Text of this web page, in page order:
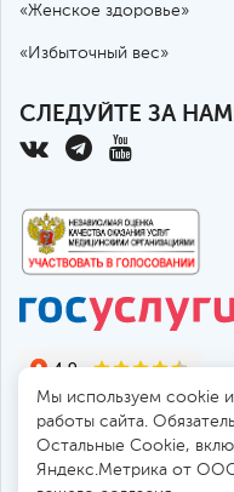
«Женское здоровье»
«Избыточный вес»
СЛЕДУЙТЕ ЗА
Мы используем cookie
работы сайта.
Остальные Сookie,
Яндекс.Метрика от